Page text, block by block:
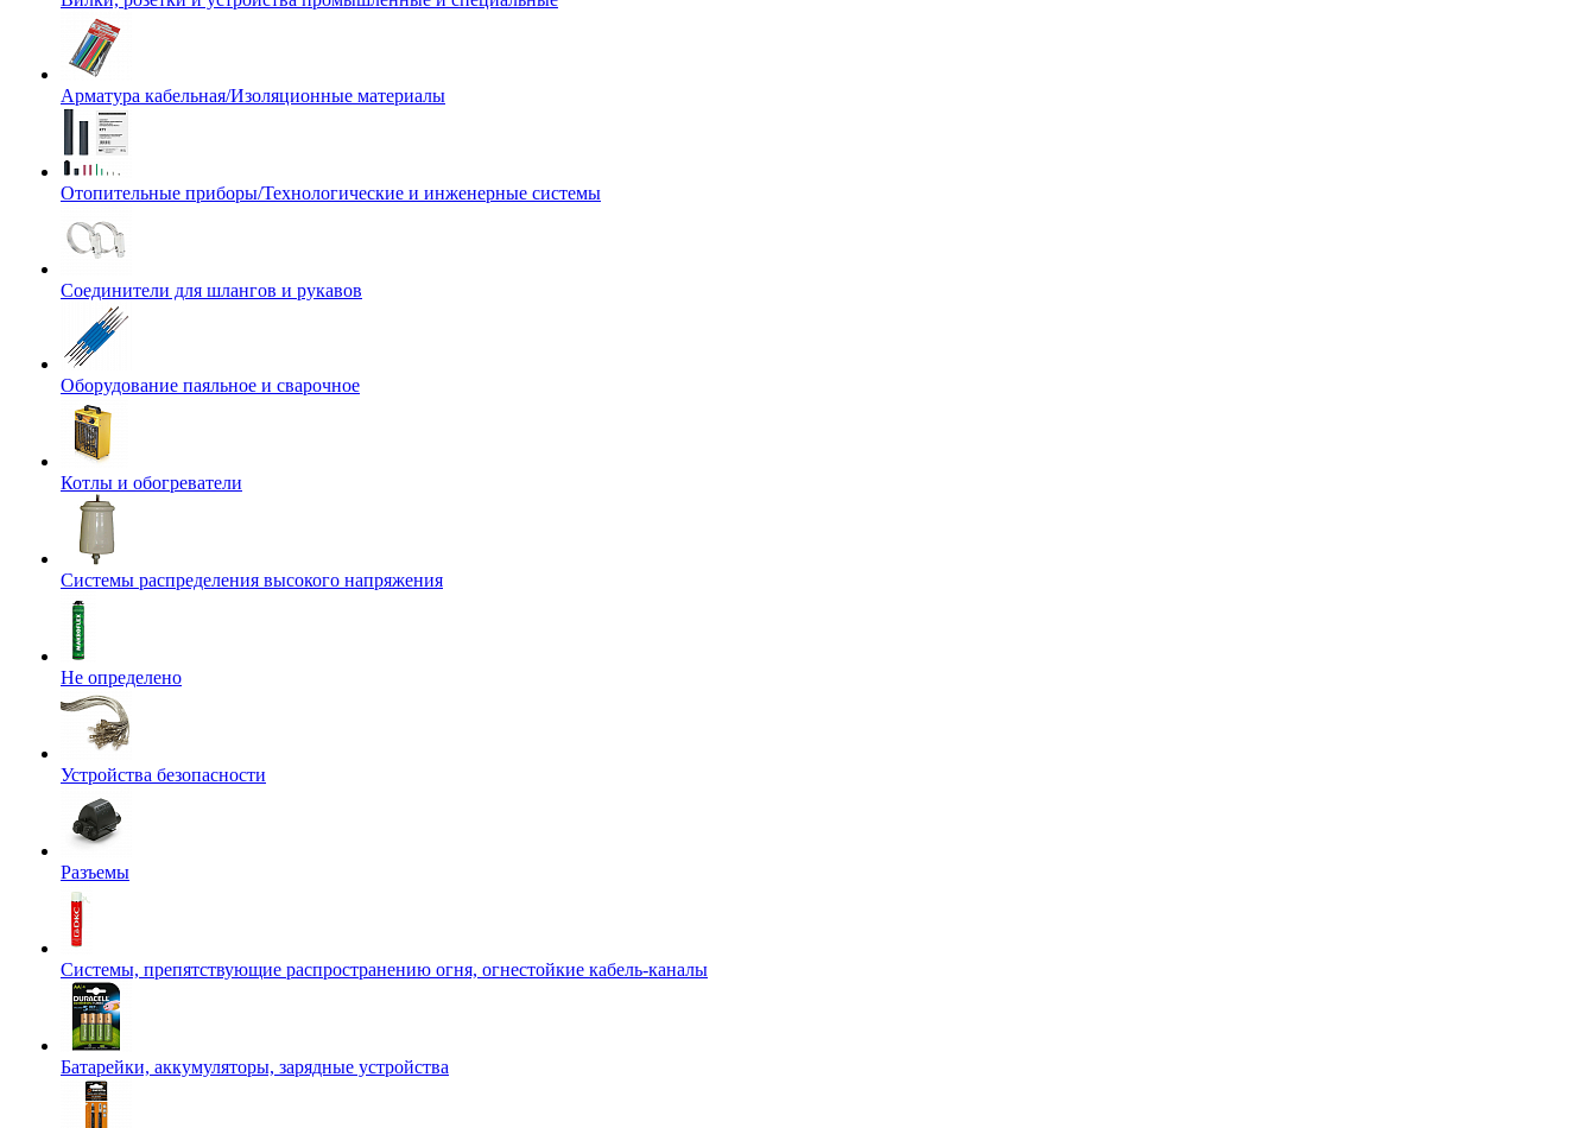
Арматура кабельная/Изоляционные материалы
Отопительные приборы/Технологические и инженерные системы
Соединители для шлангов и рукавов
Оборудование паяльное и сварочное
Котлы и обогреватели
Системы распределения высокого напряжения
Не определено
Устройства безопасности
Разъемы
Системы, препятствующие распространению огня, огнестойкие кабель-каналы
Батарейки, аккумуляторы, зарядные устройства